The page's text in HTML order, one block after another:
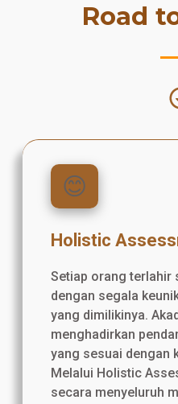
Road
😊
Holistic
Setiap orang terlahir
dengan segala
yang dimilikinya.
menghadirkan
yang sesuai dengan
Melalui Holistic
secara menyeluruh